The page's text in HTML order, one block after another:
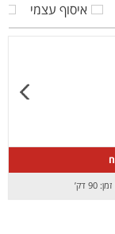
איסוף עצמי
זמן: 90 דק’